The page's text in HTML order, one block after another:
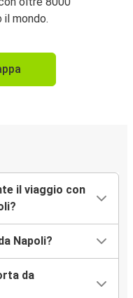
mondo.
il viaggio con
Napoli?
da